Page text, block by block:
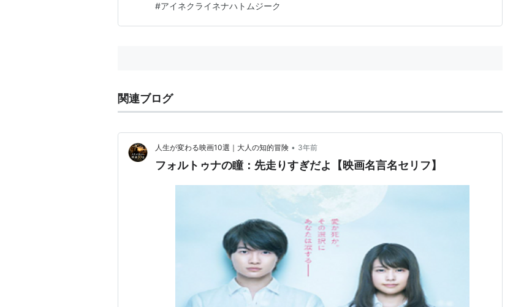
場所じゃないよ。叶わなかった夢に気づかずに…
#アイネクライネナハトムジーク
関連ブログ
人生が変わる映画10選｜大人の知的冒険 • 3年前
フォルトゥナの瞳：先走りすぎだよ【映画名言名セリフ】